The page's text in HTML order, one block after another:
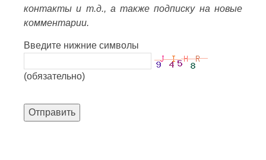
контакты и т.д., а также подписку на новые
комментарии.
Введите нижние символы
(обязательно)
Отправить